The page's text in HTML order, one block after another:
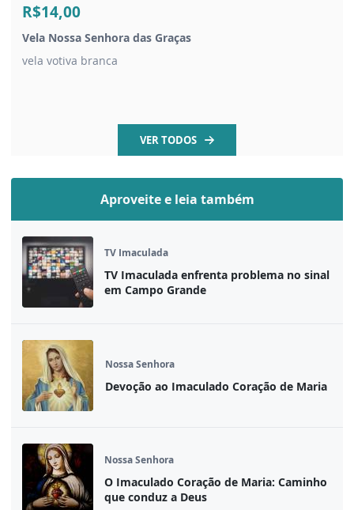
R$14,00
Vela Nossa Senhora das Graças
vela votiva branca
VER TODOS
Aproveite e leia também
TV Imaculada
TV Imaculada enfrenta problema no sinal
em Campo Grande
Nossa Senhora
Devoção ao Imaculado Coração de Maria
Nossa Senhora
O Imaculado Coração de Maria: Caminho
que conduz a Deus